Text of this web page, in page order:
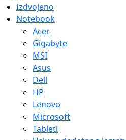
Izdvojeno
Notebook
Acer
Gigabyte
MSI
Asus
Dell
HP
Lenovo
Microsoft
Tableti